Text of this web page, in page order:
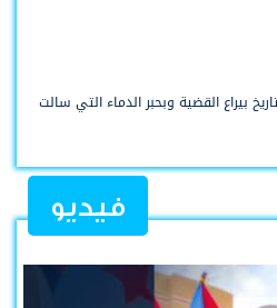
بيراع القضية وبحبر الدماء التي سالت
فيديو